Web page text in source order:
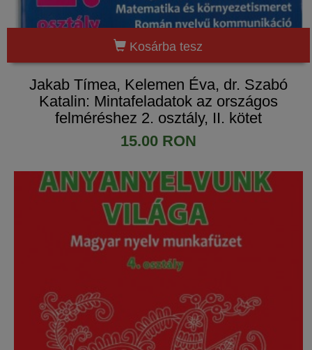
Kosárba tesz
Jakab Tímea, Kelemen Éva, dr. Szabó
Katalin: Mintafeladatok az országos
felméréshez 2. osztály, II. kötet
15.00 RON